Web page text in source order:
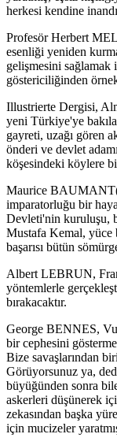
herkesi kendine
Profesör Herbert
esenliği yeniden
gelişmesini
göstericiliğinden
Illustrierte Dergisi,
yeni Türkiye'ye
gayreti, uzağı gören
önderi ve devlet
köşesindeki köylere
Maurice
imparatorluğu bir
Devleti'nin kuruluşu,
Mustafa Kemal, yüce
başarısı bütün
Albert LEBRUN,
yöntemlerle
bırakacaktır.
George BENNES,
bir cephesini
Bize savaşlarından
Görüyorsunuz ya,
büyüğünden sonra
askerleri düşünerek
zekasından başka
için mucizeler